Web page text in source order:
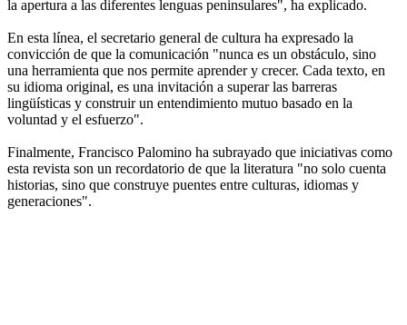
la apertura a las diferentes lenguas peninsulares", ha explicado.
En esta línea, el secretario general de cultura ha expresado la
convicción de que la comunicación "nunca es un obstáculo, sino
una herramienta que nos permite aprender y crecer. Cada texto, en
su idioma original, es una invitación a superar las barreras
lingüísticas y construir un entendimiento mutuo basado en la
voluntad y el esfuerzo".
Finalmente, Francisco Palomino ha subrayado que iniciativas como
esta revista son un recordatorio de que la literatura "no solo cuenta
historias, sino que construye puentes entre culturas, idiomas y
generaciones".